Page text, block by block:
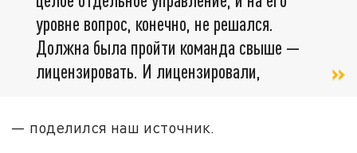
уровне вопрос, конечно, не решался.
Должна была пройти команда свыше —
лицензировать. И лицензировали,
— поделился наш источник.